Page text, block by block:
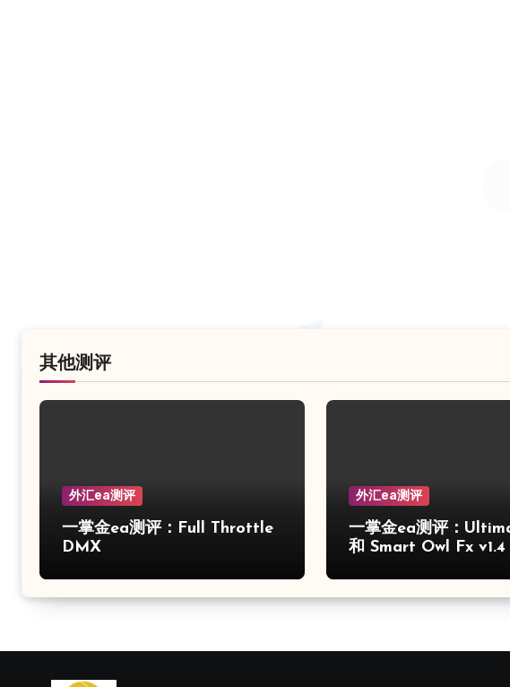
其他测评
外汇ea测评
一掌金ea测评：Full Throttle
DMX
外汇ea测评
一掌金ea测评：
和 Smart Owl Fx v1.4